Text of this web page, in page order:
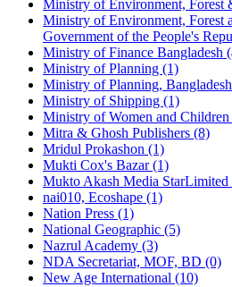
Ministry of Environment, Forest
Ministry of Environment, Forest
Government of the People's
Ministry of Finance Bangladesh
Ministry of Planning (1)
Ministry of Planning,
Ministry of Shipping (1)
Ministry of Women and
Mitra & Ghosh Publishers (8)
Mridul Prokashon (1)
Mukti Cox's Bazar (1)
Mukto Akash Media StarLimited
nai010, Ecoshape (1)
Nation Press (1)
National Geographic (5)
Nazrul Academy (3)
NDA Secretariat, MOF, BD (0)
New Age International (10)